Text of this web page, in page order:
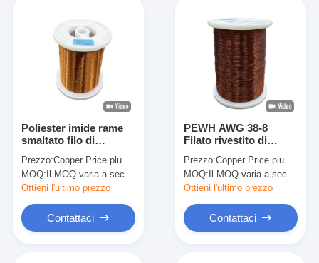
Poliester imide rame
smaltato filo di
JIS per motore ad alta
temperatura
Prezzo:Copper Price plus Processing Fee plus Freight
MOQ:Il MOQ varia a seconda della dimensione della specifica
Ottieni l'ultimo prezzo
Contattaci
PEWH AWG 38-8
Filato rivestito di
poliestere-imide per
bobina solenoide ad
alta tensione
Prezzo:Copper Price plus Processing Fee plus Freight
MOQ:Il MOQ varia a seconda della dimensione della specifica
Ottieni l'ultimo prezzo
Contattaci